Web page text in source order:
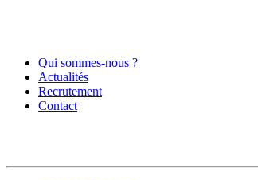
Qui sommes-nous ?
Actualités
Recrutement
Contact